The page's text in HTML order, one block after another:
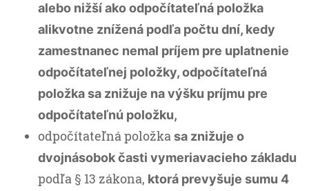
alebo nižší ako odpočítateľná položka
alikvotne znížená podľa počtu dní, kedy
zamestnanec nemal príjem pre uplatnenie
odpočítateľnej položky, odpočítateľná
položka sa znižuje na výšku príjmu pre
odpočítateľnú položku,
odpočítateľná položkasa znižuje o
dvojnásobok časti vymeriavacieho základu
podľa § 13 zákona, ktorá prevyšuje sumu 4